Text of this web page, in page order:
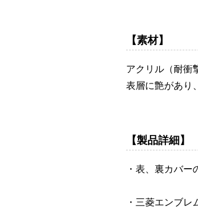
【素材】
アクリル（耐衝
表層に艶があり
【製品詳細】
・表、裏カバー
・三菱エンブレ